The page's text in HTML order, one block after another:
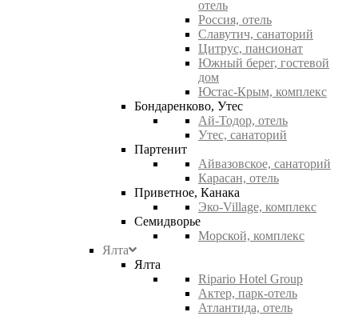
отель
Россия, отель
Славутич, санаторий
Цитрус, пансионат
Южный берег, гостевой
дом
Юстас-Крым, комплекс
Бондаренково, Утес
Ай-Тодор, отель
Утес, санаторий
Партенит
Айвазовское, санаторий
Карасан, отель
Приветное, Канака
Эко-Village, комплекс
Семидворье
Морской, комплекс
Ялта
Ялта
Ripario Hotel Group
Актер, парк-отель
Атлантида, отель